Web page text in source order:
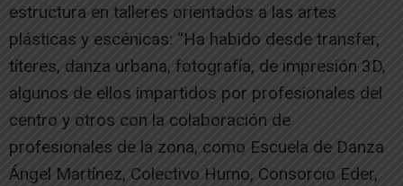
estructura en talleres orientados a las artes
plásticas y escénicas: “Ha habido desde transfer,
títeres, danza urbana, fotografía, de impresión 3D,
algunos de ellos impartidos por profesionales del
centro y otros con la colaboración de
profesionales de la zona, como Escuela de Danza
Ángel Martínez, Colectivo Humo, Consorcio Eder,